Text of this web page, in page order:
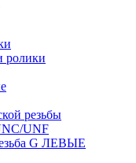
ролики
резьбы
UNF
G ЛЕВЫЕ